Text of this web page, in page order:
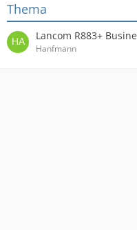
Thema
Lancom R883+
Hanfmann